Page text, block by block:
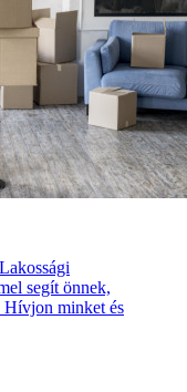
segít önnek,
Hívjon minket és